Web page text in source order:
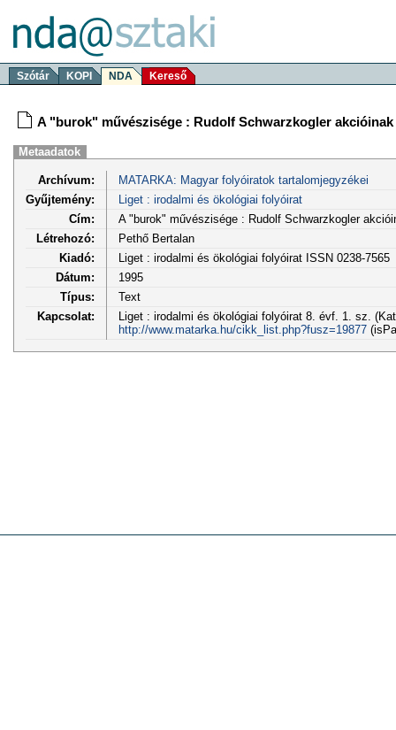
Szótár KOPI NDA Kereső
A "burok" művészisége : Rudolf Schwarzkogler
Metaadatok
Archívum:
MATARKA: Magyar folyóiratok tartalomjegyzékei
Gyűjtemény:
Liget : irodalmi és ökológiai folyóirat
Cím:
A "burok" művészisége : Rudolf Schwarzkogler
Létrehozó:
Pethő Bertalan
Kiadó:
Liget : irodalmi és ökológiai folyóirat ISSN 0238-7565
Dátum:
1995
Típus:
Text
Kapcsolat:
Liget : irodalmi és ökológiai folyóirat 8. évf. 1. sz.
http://www.matarka.hu/cikk_list.php?fusz=19877